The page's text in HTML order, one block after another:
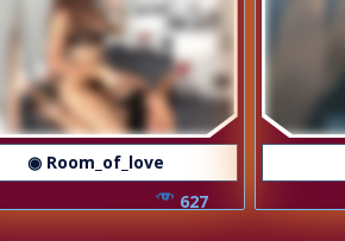
◉ Room_of_love
627